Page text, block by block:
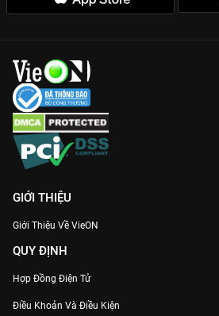
GIỚI THIỆU
Giới Thiệu Về VieON
QUY ĐỊNH
Hợp Đồng Điện Tử
Điều Khoản Và Điều Kiện